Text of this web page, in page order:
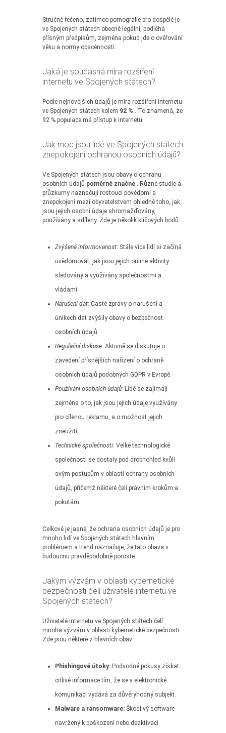
Stručně řečeno, zatímco pornografie pro dospělé je
ve Spojených státech obecně legální, podléhá
přísným předpisům, zejména pokud jde o ověřování
věku a normy obscénnosti.
Jaká je současná míra rozšíření
internetu ve Spojených státech?
Podle nejnovějších údajů je míra rozšíření internetu
ve Spojených státech kolem 92 % . To znamená, že
92 % populace má přístup k internetu.
Jak moc jsou lidé ve Spojených státech
znepokojeni ochranou osobních údajů?
Ve Spojených státech jsou obavy o ochranu
osobních údajů poměrně značné . Různé studie a
průzkumy naznačují rostoucí povědomí a
znepokojení mezi obyvatelstvem ohledně toho, jak
jsou jejich osobní údaje shromažďovány,
používány a sdíleny. Zde je několik klíčových bodů:
Zvýšená informovanost: Stále více lidí si začíná
uvědomovat, jak jsou jejich online aktivity
sledovány a využívány společnostmi a
vládami.
Narušení dat: Časté zprávy o narušení a
únikech dat zvýšily obavy o bezpečnost
osobních údajů.
Regulační diskuse: Aktivně se diskutuje o
zavedení přísnějších nařízení o ochraně
osobních údajů podobných GDPR v Evropě.
Používání osobních údajů: Lidé se zajímají
zejména o to, jak jsou jejich údaje využívány
pro cílenou reklamu, a o možnost jejich
zneužití.
Technické společnosti: Velké technologické
společnosti se dostaly pod drobnohled kvůli
svým postupům v oblasti ochrany osobních
údajů, přičemž některé čelí právním krokům a
pokutám.
Celkově je jasné, že ochrana osobních údajů je pro
mnoho lidí ve Spojených státech hlavním
problémem a trend naznačuje, že tato obava v
budoucnu pravděpodobně poroste.
Jakým výzvám v oblasti kybernetické
bezpečnosti čelí uživatelé internetu ve
Spojených státech?
Uživatelé internetu ve Spojených státech čelí
mnoha výzvám v oblasti kybernetické bezpečnosti.
Zde jsou některé z hlavních obav:
Phishingové útoky: Podvodné pokusy získat
citlivé informace tím, že se v elektronické
komunikaci vydává za důvěryhodný subjekt.
Malware a ransomware: Škodlivý software
navržený k poškození nebo deaktivaci